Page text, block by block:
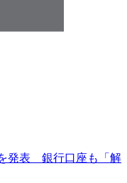
発表 銀行口座も「解